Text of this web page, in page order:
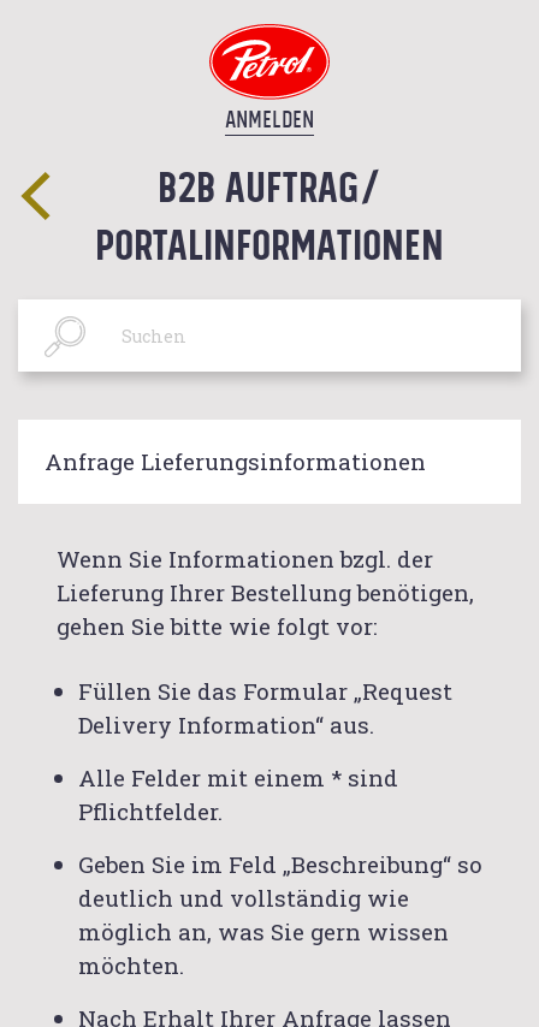
ANMELDEN
B2B AUFTRAG/
PORTALINFORMATIONEN
Anfrage Lieferungsinformationen
Wenn Sie Informationen bzgl. der
Lieferung Ihrer Bestellung benötigen,
gehen Sie bitte wie folgt vor:
Füllen Sie das Formular „Request
Delivery Information“ aus.
Alle Felder mit einem * sind
Pflichtfelder.
Geben Sie im Feld „Beschreibung“ so
deutlich und vollständig wie
möglich an, was Sie gern wissen
möchten.
Nach Erhalt Ihrer Anfrage lassen